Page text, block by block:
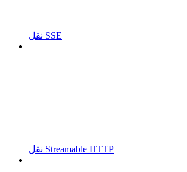
نقل SSE
نقل Streamable HTTP